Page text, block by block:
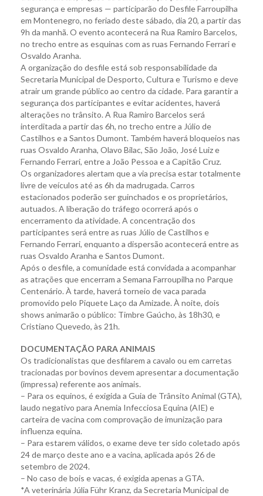
segurança e empresas — participarão do Desfile Farroupilha
em Montenegro, no feriado deste sábado, dia 20, a partir das
9h da manhã. O evento acontecerá na Rua Ramiro Barcelos,
no trecho entre as esquinas com as ruas Fernando Ferrari e
Osvaldo Aranha.
A organização do desfile está sob responsabilidade da
Secretaria Municipal de Desporto, Cultura e Turismo e deve
atrair um grande público ao centro da cidade. Para garantir a
segurança dos participantes e evitar acidentes, haverá
alterações no trânsito. A Rua Ramiro Barcelos será
interditada a partir das 6h, no trecho entre a Júlio de
Castilhos e a Santos Dumont. Também haverá bloqueios nas
ruas Osvaldo Aranha, Olavo Bilac, São João, José Luiz e
Fernando Ferrari, entre a João Pessoa e a Capitão Cruz.
Os organizadores alertam que a via precisa estar totalmente
livre de veículos até as 6h da madrugada. Carros
estacionados poderão ser guinchados e os proprietários,
autuados. A liberação do tráfego ocorrerá após o
encerramento da atividade. A concentração dos
participantes será entre as ruas Júlio de Castilhos e
Fernando Ferrari, enquanto a dispersão acontecerá entre as
ruas Osvaldo Aranha e Santos Dumont.
Após o desfile, a comunidade está convidada a acompanhar
as atrações que encerram a Semana Farroupilha no Parque
Centenário. À tarde, haverá torneio de vaca parada
promovido pelo Piquete Laço da Amizade. À noite, dois
shows animarão o público: Timbre Gaúcho, às 18h30, e
Cristiano Quevedo, às 21h.
DOCUMENTAÇÃO PARA ANIMAIS
Os tradicionalistas que desfilarem a cavalo ou em carretas
tracionadas por bovinos devem apresentar a documentação
(impressa) referente aos animais.
– Para os equinos, é exigida a Guia de Trânsito Animal (GTA),
laudo negativo para Anemia Infecciosa Equina (AIE) e
carteira de vacina com comprovação de imunização para
influenza equina.
– Para estarem válidos, o exame deve ter sido coletado após
24 de março deste ano e a vacina, aplicada após 26 de
setembro de 2024.
– No caso de bois e vacas, é exigida apenas a GTA.
*A veterinária Júlia Führ Kranz, da Secretaria Municipal de